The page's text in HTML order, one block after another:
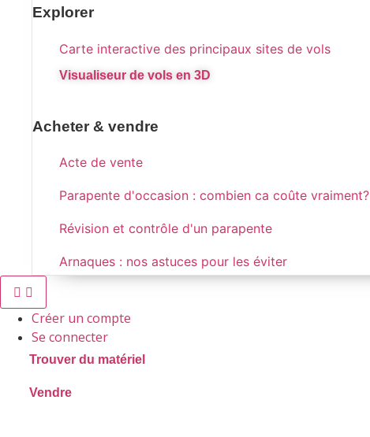
Explorer
Carte interactive des principaux sites de vols​
Visualiseur de vols en 3D
Acheter & vendre
Acte de vente
Parapente d'occasion : combien ca coûte vraiment?
Révision et contrôle d'un parapente
Arnaques : nos astuces pour les éviter
Créer un compte
Se connecter
Trouver du matériel
Vendre